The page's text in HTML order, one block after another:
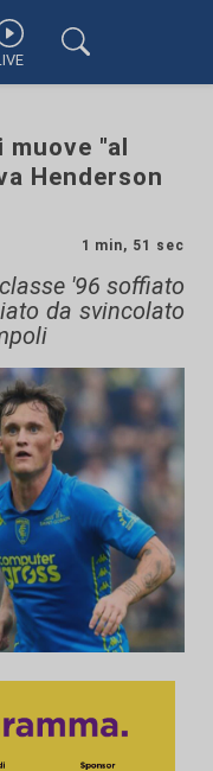
muove "al
Henderson
1 min, 51 sec
'96 soffiato
da svincolato